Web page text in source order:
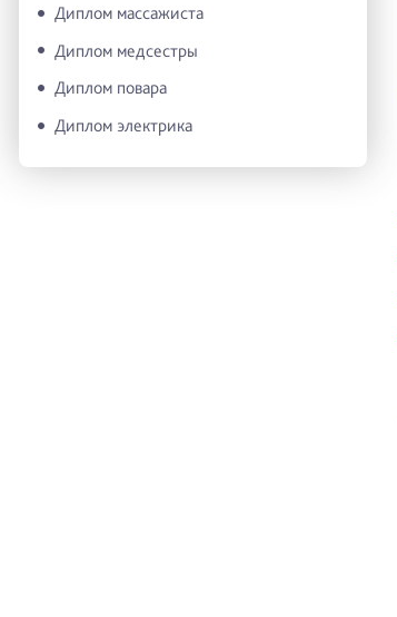
Диплом массажиста
Диплом медсестры
Диплом повара
Диплом электрика